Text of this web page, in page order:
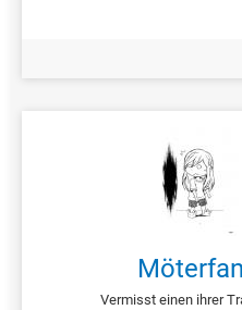
Möterfan
Vermisst einen ihrer